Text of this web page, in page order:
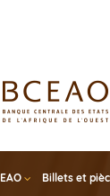
Billets et